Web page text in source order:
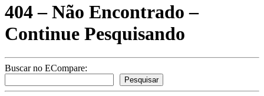
404 – Não Encontrado –
Continue Pesquisando
Buscar no ECompare:
Pesquisar